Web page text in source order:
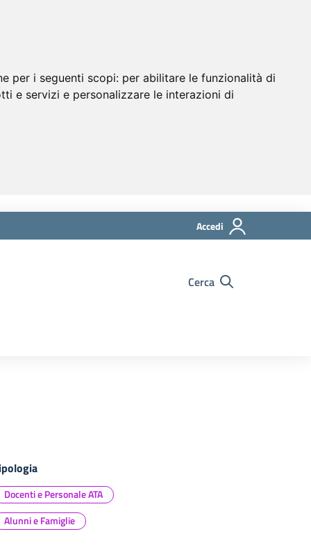
per i seguenti scopi: per abilitare le funzionalità di
e servizi e personalizzare le interazioni di
Accedi
Cerca
Docenti e Personale ATA
Alunni e Famiglie